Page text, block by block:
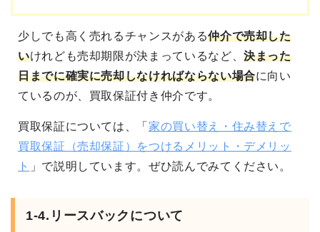
少しでも高く売れるチャンスがある仲介で売却した
いけれども売却期限が決まっているなど、決まった
日までに確実に売却しなければならない場合に向い
ているのが、買取保証付き仲介です。
買取保証については、「 家の買い替え・住み替えで
買取保証（売却保証）をつけるメリット・デメリッ
ト 」で説明しています。ぜひ読んでみてください。
1-4.リースバックについて